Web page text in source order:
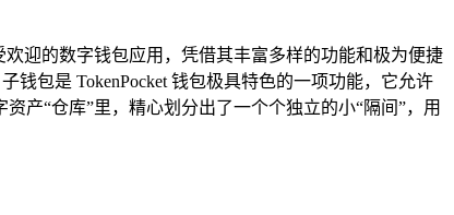
迎的数字钱包应用，凭借其丰富多样的功能和极为便捷
包是 TokenPocket 钱包极具特色的一项功能，它允许
产“仓库”里，精心划分出了一个个独立的小“隔间”，用